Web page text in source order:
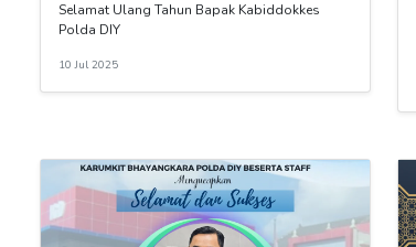
Selamat Ulang Tahun Bapak Kabiddokkes
Polda DIY
10 Jul 2025